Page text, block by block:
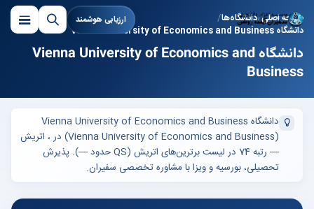
ارزیابی هوشمند صفحه اصلی دانشگاه‌ها
دانشگاه Vienna University of Economics and Business
دانشگاه Vienna University of Economics and
Business
دانشگاه Vienna University of Economics and Business
(Vienna University of Economics and Business) در ، اتریش
— رتبه 74 در لیست برترین‌های اتریش (QS حدود —). پذیرش
تحصیلی، بورسیه و ویزا با مشاوره تخصصی سفیران.